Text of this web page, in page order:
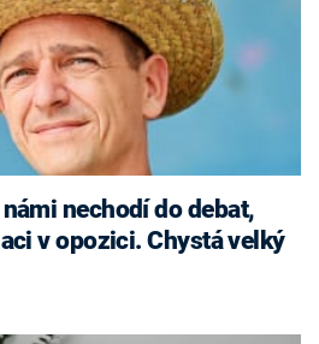
nechodí do debat,
v opozici. Chystá velký